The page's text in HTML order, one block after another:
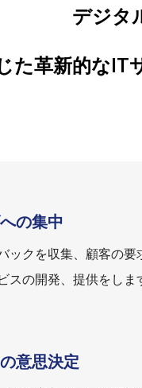
デジタ
た革新的なIT
の集中
ックを収集、顧客の要
スの開発、提供をしま
意思決定